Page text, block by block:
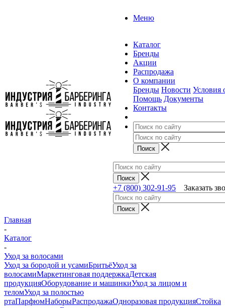
Меню
Каталог
Бренды
Акции
Распродажа
О компании
Бренды Новости Условия
Помощь Документы
Контакты
+7 (800) 302-91-95 Заказать
Главная
-
Каталог
-
Уход за волосами
Уход за бородой и усамиБритьёУход за
волосамиМаркетинговая поддержкаДетская
продукцияОборудование и машинкиУход за лицом и
теломУход за полостью
ртаПарфюмНаборыРаспродажаОдноразовая продукцияСтойка